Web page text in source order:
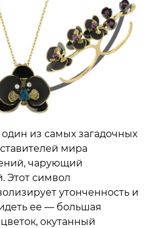
из самых загадочных
мира
чарующий
Этот символ
утонченность и
ее — большая
окутанный